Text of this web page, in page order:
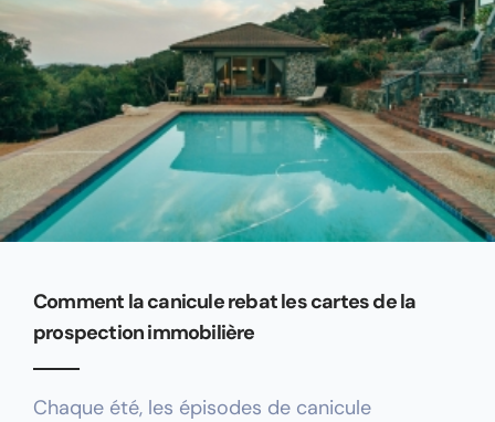
Comment la canicule rebat les cartes de la
prospection immobilière
Chaque été, les épisodes de canicule